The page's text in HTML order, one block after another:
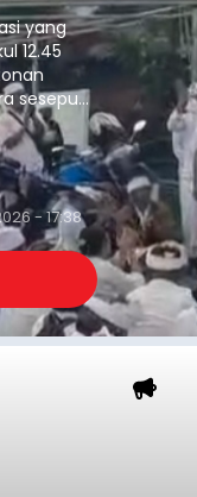
yang
12.45
sesepuh
- 17:38